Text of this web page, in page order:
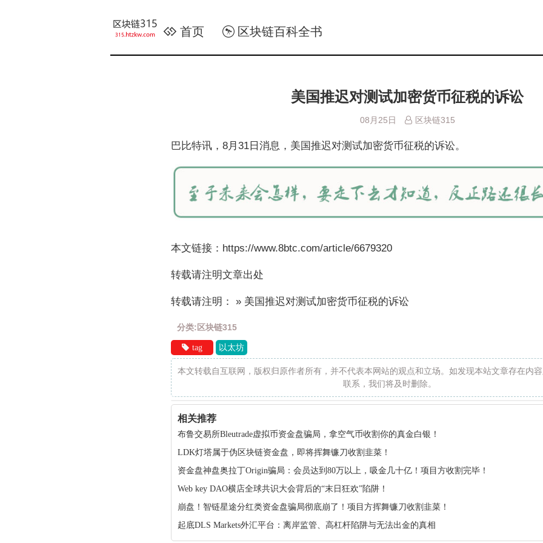
首页 区块链百科全书
美国推迟对测试加密货币征税的诉讼
08月25日 区块链315
巴比特讯，8月31日消息，美国推迟对测试加密货币征税的诉讼。
本文链接：https://www.8btc.com/article/6679320
转载请注明文章出处
转载请注明： » 美国推迟对测试加密货币征税的诉讼
分类:区块链315
tag 以太坊
本文转载自互联网，版权归原作者所有，并不代表本网站的观点和立场。如发现本站文章存在内
联系，我们将及时删除。
相关推荐
布鲁交易所Bleutrade虚拟币资金盘骗局，拿空气币收割你的真金白银！
LDK灯塔属于伪区块链资金盘，即将挥舞镰刀收割韭菜！
资金盘神盘奥拉丁Origin骗局：会员达到80万以上，吸金几十亿！项目方收割完毕！
Web key DAO横店全球共识大会背后的“末日狂欢”陷阱！
崩盘！智链星途分红类资金盘骗局彻底崩了！项目方挥舞镰刀收割韭菜！
起底DLS Markets外汇平台：离岸监管、高杠杆陷阱与无法出金的真相